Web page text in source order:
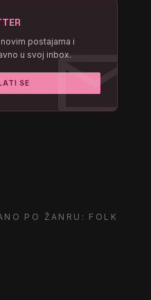
mail
postajama i
u svoj inbox.
SE
PO ŽANRU: FOLK